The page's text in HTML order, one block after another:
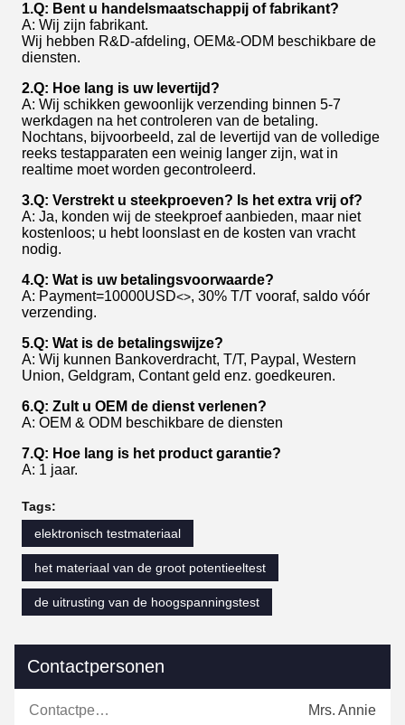
1.Q: Bent u handelsmaatschappij of fabrikant?
A: Wij zijn fabrikant.
Wij hebben R&D-afdeling, OEM&-ODM beschikbare de
diensten.
2.Q: Hoe lang is uw levertijd?
A: Wij schikken gewoonlijk verzending binnen 5-7
werkdagen na het controleren van de betaling.
Nochtans, bijvoorbeeld, zal de levertijd van de volledige
reeks testapparaten een weinig langer zijn, wat in
realtime moet worden gecontroleerd.
3.Q: Verstrekt u steekproeven? Is het extra vrij of?
A: Ja, konden wij de steekproef aanbieden, maar niet
kostenloos; u hebt loonslast en de kosten van vracht
nodig.
4.Q: Wat is uw betalingsvoorwaarde?
A: Payment=10000USD<>, 30% T/T vooraf, saldo vóór
verzending.
5.Q: Wat is de betalingswijze?
A: Wij kunnen Bankoverdracht, T/T, Paypal, Western
Union, Geldgram, Contant geld enz. goedkeuren.
6.Q: Zult u OEM de dienst verlenen?
A: OEM & ODM beschikbare de diensten
7.Q: Hoe lang is het product garantie?
A: 1 jaar.
Tags:
elektronisch testmateriaal
het materiaal van de groot potentieeltest
de uitrusting van de hoogspanningstest
Contactpersonen
Contactpersonen: Mrs. Annie